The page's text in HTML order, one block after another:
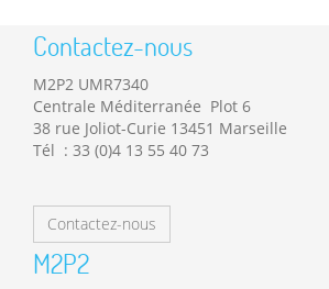
Contactez-nous
M2P2 UMR7340
Centrale Méditerranée Plot 6
38 rue Joliot-Curie 13451 Marseille
Tél : 33 (0)4 13 55 40 73
Contactez-nous
M2P2